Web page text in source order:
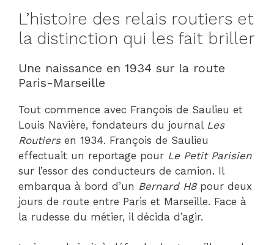
L’histoire des relais routiers et
la distinction qui les fait briller
Une naissance en 1934 sur la route
Paris-Marseille
Tout commence avec François de Saulieu et
Louis Navière, fondateurs du journal Les
Routiersen 1934. François de Saulieu
effectuait un reportage pour Le Petit Parisien
sur l’essor des conducteurs de camion. Il
embarqua à bord d’un Bernard H8pour deux
jours de route entre Paris et Marseille. Face à
la rudesse du métier, il décida d’agir.